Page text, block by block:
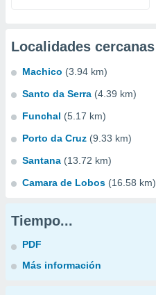
Localidades cercanas
Machico (3.94 km)
Santo da Serra (4.39 km)
Funchal (5.17 km)
Porto da Cruz (9.33 km)
Santana (13.72 km)
Camara de Lobos (16.58 km)
Tiempo...
PDF
Más información